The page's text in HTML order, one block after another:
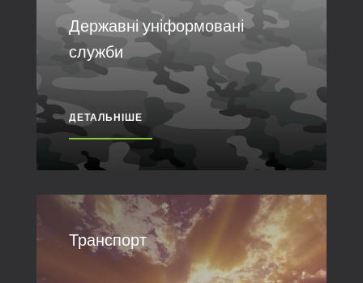
Державні уніформовані
служби
ДЕТАЛЬНІШЕ
Транспорт